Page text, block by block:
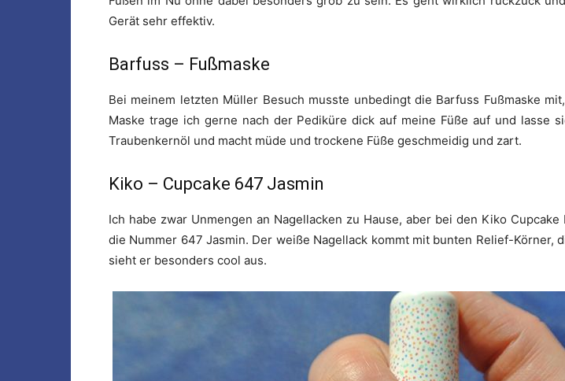
Gerät sehr effektiv.
Barfuss – Fußmaske
Bei meinem letzten Müller Besuch musste unbedingt die Barfuss Fußmaske
Maske trage ich gerne nach der Pediküre dick auf meine Füße auf und lasse
Traubenkernöl und macht müde und trockene Füße geschmeidig und zart.
Kiko – Cupcake 647 Jasmin
Ich habe zwar Unmengen an Nagellacken zu Hause, aber bei den Kiko
die Nummer 647 Jasmin. Der weiße Nagellack kommt mit bunten Relief-
sieht er besonders cool aus.